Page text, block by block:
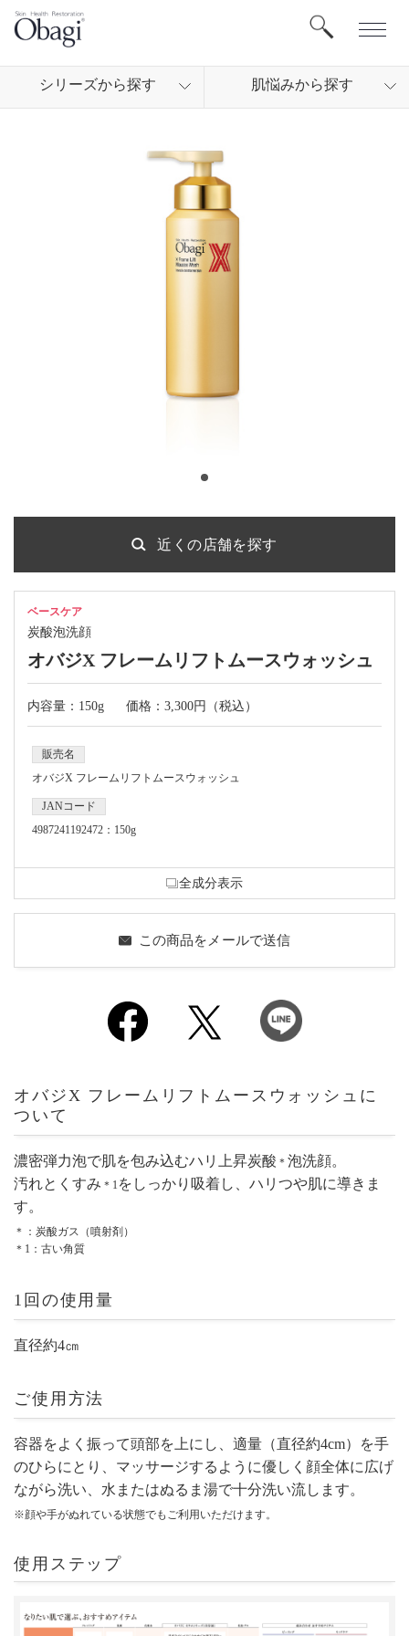
シリ ーズから探す 肌悩みから探す
近くの店舗を探す
ベースケア
炭酸泡洗顔
オバジX フレームリフトムースウォッシュ
内容量：150g 価格：3,300円（税込）
販売名
オバジX フレームリフトムースウォッシュ
JANコード
4987241192472：150g
全成分表示
この商品をメールで送信
オバジX フレームリフトムースウォッシュに
ついて
濃密弾力泡で肌を包み込むハリ上昇炭酸 ＊ 泡洗顔。
汚れとくすみ ＊1 をしっかり吸着し、ハリつや肌に導きま
す。
＊：炭酸ガス（噴射剤）
＊1：古い角質
1回の使用量
直径約4㎝
ご使用方法
容器をよく振って頭部を上にし、適量（直径約4cm）を手
のひらにとり、マッサージするように優しく顔全体に広げ
ながら洗い、水またはぬるま湯で十分洗い流します。
※顔や手がぬれている状態でもご利用いただけます。
使用ステップ